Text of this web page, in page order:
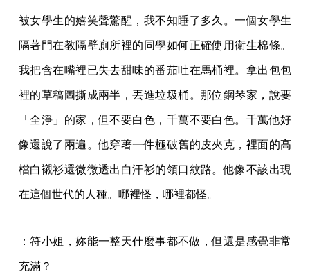
被女學生的嬉笑聲驚醒，我不知睡了多久。一個女學生
隔著門在教隔壁廁所裡的同學如何正確使用衛生棉條。
我把含在嘴裡已失去甜味的番茄吐在馬桶裡。拿出包包
裡的草稿圖撕成兩半，丟進垃圾桶。那位鋼琴家，說要
「全淨」的家，但不要白色，千萬不要白色。千萬他好
像還說了兩遍。他穿著一件極破舊的皮夾克，裡面的高
檔白襯衫還微微透出白汗衫的領口紋路。他像不該出現
在這個世代的人種。哪裡怪，哪裡都怪。
：符小姐，妳能一整天什麼事都不做，但還是感覺非常
充滿？